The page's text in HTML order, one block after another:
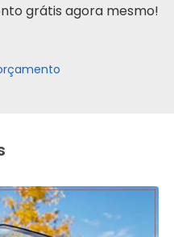
grátis agora mesmo!